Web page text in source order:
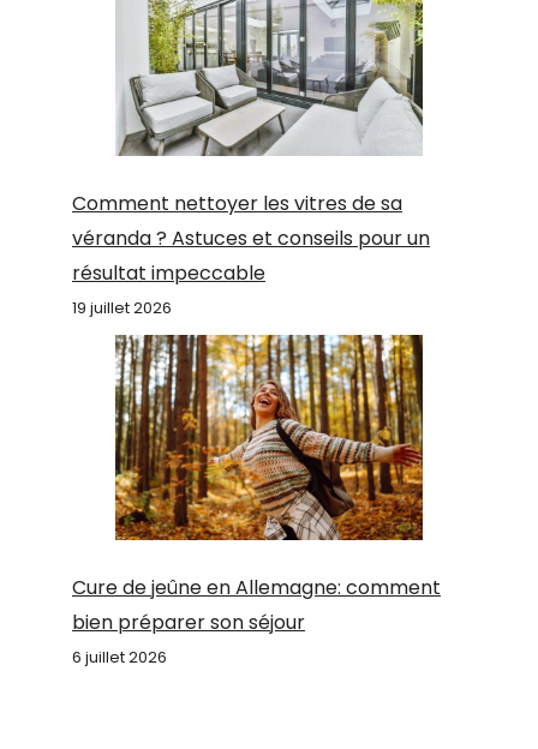
Comment nettoyer les vitres de sa
véranda ? Astuces et conseils pour un
résultat impeccable
19 juillet 2026
Cure de jeûne en Allemagne: comment
bien préparer son séjour
6 juillet 2026